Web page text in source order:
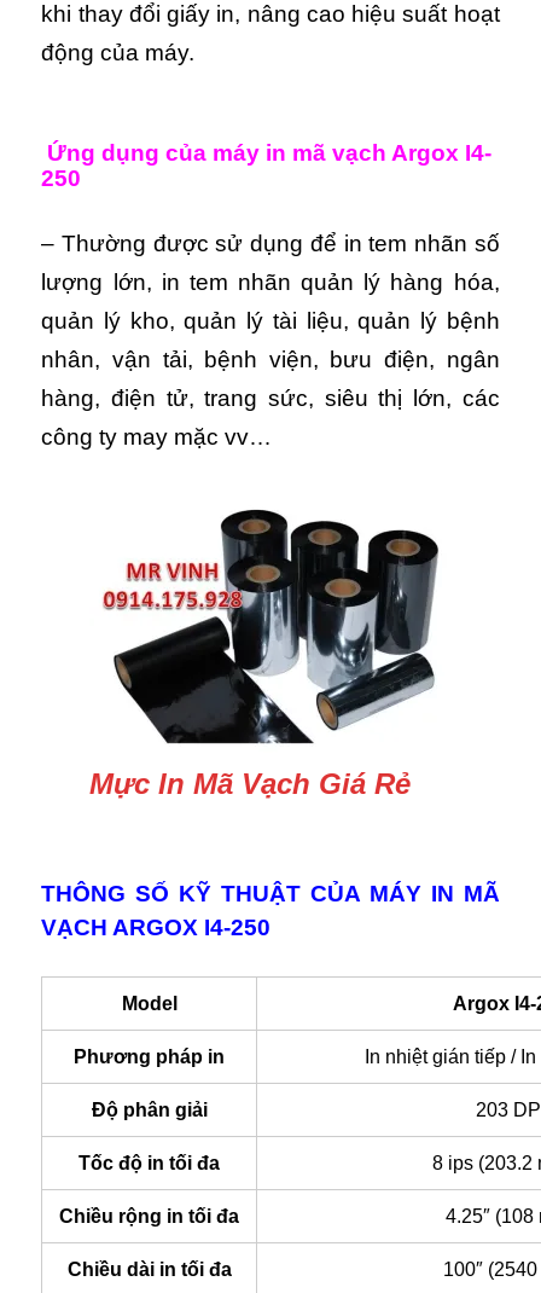
khi thay đổi giấy in, nâng cao hiệu suất hoạt
động của máy.
Ứng dụng của máy in mã vạch Argox I4-
250
– Thường được sử dụng để in tem nhãn số
lượng lớn, in tem nhãn quản lý hàng hóa,
quản lý kho, quản lý tài liệu, quản lý bệnh
nhân, vận tải, bệnh viện, bưu điện, ngân
hàng, điện tử, trang sức, siêu thị lớn, các
công ty may mặc vv…
Mực In Mã Vạch Giá Rẻ
THÔNG SỐ KỸ THUẬT CỦA MÁY IN MÃ
VẠCH ARGOX I4-250
Model Argox I4-
Phương pháp in In nhiệt gián tiếp /
Độ phân giải 203
Tốc độ in tối đa 8 ips (203.2
Chiều rộng in tối đa 4.25″ (108
Chiều dài in tối đa 100″